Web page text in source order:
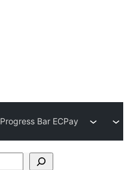
Progress Bar ECPay